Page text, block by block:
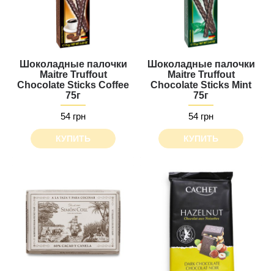
Шоколадные палочки
Maitre Truffout
Chocolate Sticks Сoffee
75г
54 грн
КУПИТЬ
Шоколадные палочки
Maitre Truffout
Chocolate Sticks Mint
75г
54 грн
КУПИТЬ